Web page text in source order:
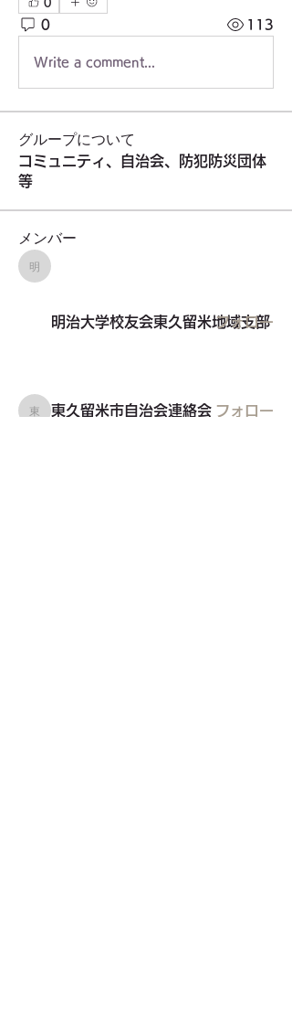
0 113
Write a comment...
グループについて
コミュニティ、自治会、防犯防災団体
等
メンバー
明治大学校友会東久留米地域支部
明治大学校友会東久留米地域支部
フォロー
東久留米市自治会連絡会
東久留米市自治会連絡会 フォロー